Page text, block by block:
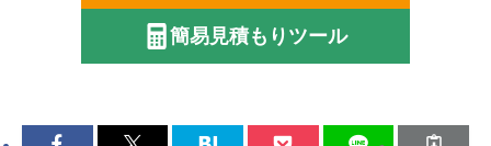
簡易見積もりツール